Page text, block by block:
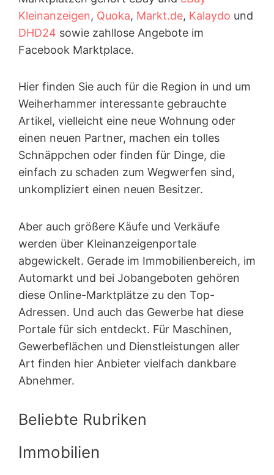
Kleinanzeigen, Quoka, Markt.de, Kalaydo und
DHD24 sowie zahllose Angebote im
Facebook Marktplace.
Hier finden Sie auch für die Region in und um
Weiherhammer interessante gebrauchte
Artikel, vielleicht eine neue Wohnung oder
einen neuen Partner, machen ein tolles
Schnäppchen oder finden für Dinge, die
einfach zu schaden zum Wegwerfen sind,
unkompliziert einen neuen Besitzer.
Aber auch größere Käufe und Verkäufe
werden über Kleinanzeigen­portale
abgewickelt. Gerade im Immobilienbereich, im
Automarkt und bei Jobangeboten gehören
diese Online-Marktplätze zu den Top-
Adressen. Und auch das Gewerbe hat diese
Portale für sich entdeckt. Für Maschinen,
Gewerbeflächen und Dienstleistungen aller
Art finden hier Anbieter vielfach dankbare
Abnehmer.
Beliebte Rubriken
Immobilien